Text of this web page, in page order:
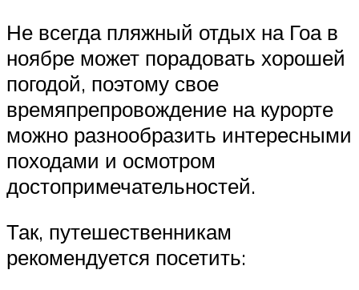
Не всегда пляжный отдых на Гоа в
ноябре может порадовать хорошей
погодой, поэтому свое
времяпрепровождение на курорте
можно разнообразить интересными
походами и осмотром
достопримечательностей.
Так, путешественникам
рекомендуется посетить: